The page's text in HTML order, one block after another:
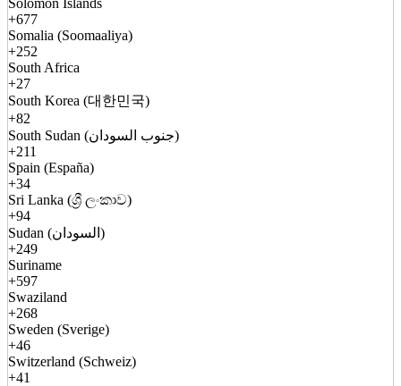
Solomon Islands
+677
Somalia (Soomaaliya)
+252
South Africa
+27
South Korea (대한민국)
+82
South Sudan (جنوب السودان)
+211
Spain (España)
+34
Sri Lanka (ශ්‍රී ලංකාව)
+94
Sudan (السودان)
+249
Suriname
+597
Swaziland
+268
Sweden (Sverige)
+46
Switzerland (Schweiz)
+41